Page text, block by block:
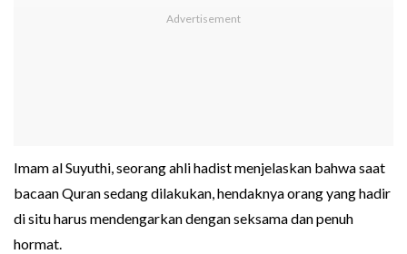
Imam al Suyuthi, seorang ahli hadist menjelaskan bahwa saat
bacaan Quran sedang dilakukan, hendaknya orang yang hadir
di situ harus mendengarkan dengan seksama dan penuh
hormat.